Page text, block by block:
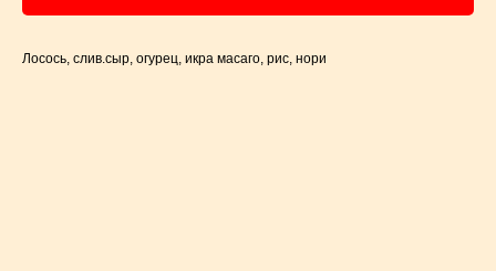
Лосось, слив.сыр, огурец, икра масаго, рис, нори